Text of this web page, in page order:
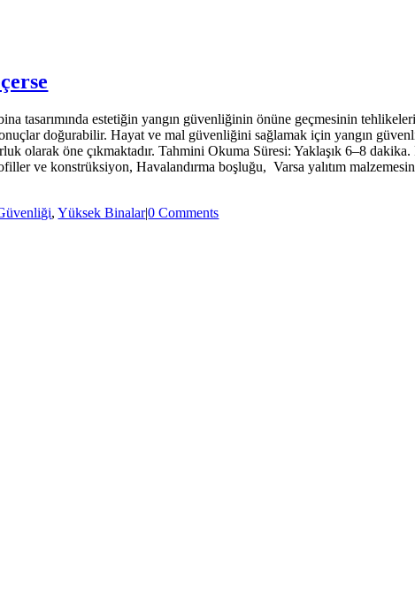
tasarımında estetiğin yangın güvenliğinin önüne geçmesinin
doğurabilir. Hayat ve mal güvenliğini sağlamak için yangın
olarak öne çıkmaktadır. Tahmini Okuma Süresi: Yaklaşık 6–8
ve konstrüksiyon, Havalandırma boşluğu, Varsa yalıtım
,Yüksek Binalar|0 Comments